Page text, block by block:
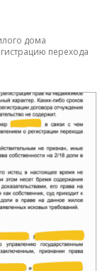
дома
перехода